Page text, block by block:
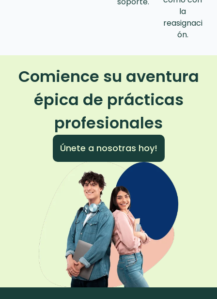
la
reasignaci
ón.
Comience su aventura
épica de prácticas
profesionales
Únete a nosotras hoy!